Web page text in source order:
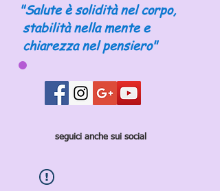
"Salute è solidità nel corpo,
stabilità nella mente e
chiarezza nel pensiero"
seguici anche sui social